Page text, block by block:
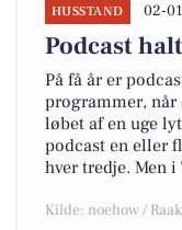
HUSSTAND 02-
Podcast
På få år er
programmer, når
løbet af en uge
podcast en eller
hver tredje. Men
Kilde: noehow /